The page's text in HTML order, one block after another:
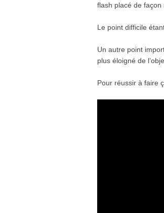
flash placé de façon
Le point difficile
Un autre point
plus éloigné de
Pour réussir à faire